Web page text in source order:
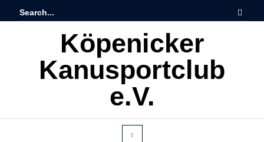
Köpenicker
Kanusportclub
e.V.